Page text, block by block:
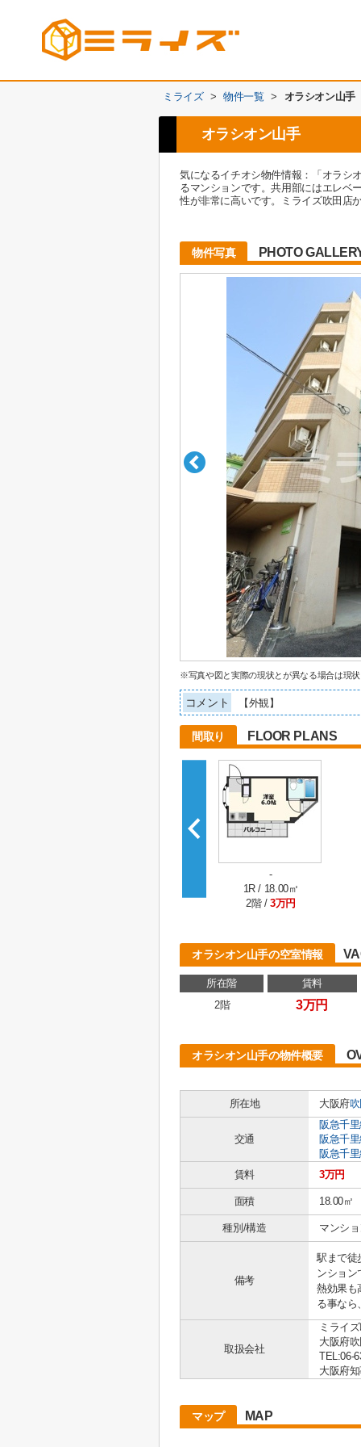
ミライズ > 物件一覧 > オラシオン山手
オラシオン山手
気になるイチオシ物件情報：「オラシ
るマンションです。共用部にはエレベ
性が非常に高いです。ミライズ吹田店
物件写真 PHOTO
※写真や図と実際の現状とが異なる場合は現
コメント 【外観】
間取り FLOOR PLANS
-
1R / 18.00㎡
2階 /3万円
オラシオン山手の空室情報
所在階
賃料
2階
3万円
オラシオン山手の物件概要
所在地 大阪府
交通
阪急千
阪急千
阪急千
賃料
3万円
面積 18.00㎡
種別/構造 マンシ
備考
駅まで徒
ンション
熱効果も
る事なら
取扱会社
ミライ
大阪府
TEL:06-
大阪府
マップ MAP